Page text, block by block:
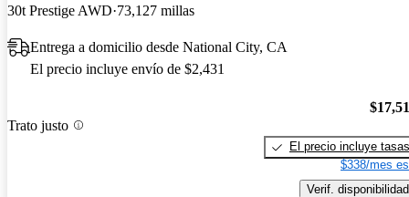
30t Prestige AWD 73,127 millas
Entrega a domicilio desde National City, CA
El precio incluye envío de $2,431
Trato justo
El precio incluye tasas
$338/mes
Verif. disponibilidad